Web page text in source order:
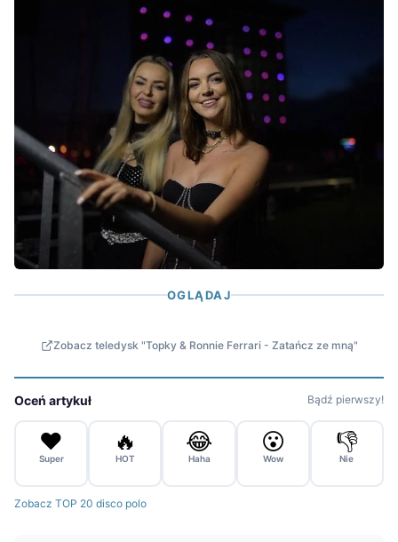
OGLĄDAJ
Zobacz teledysk "Topky & Ronnie Ferrari - Zatańcz ze mną"
Oceń artykuł Bądź pierwszy!
❤️
Super
🔥
HOT
😂
Haha
😮
Wow
👎
Nie
Zobacz TOP 20 disco polo